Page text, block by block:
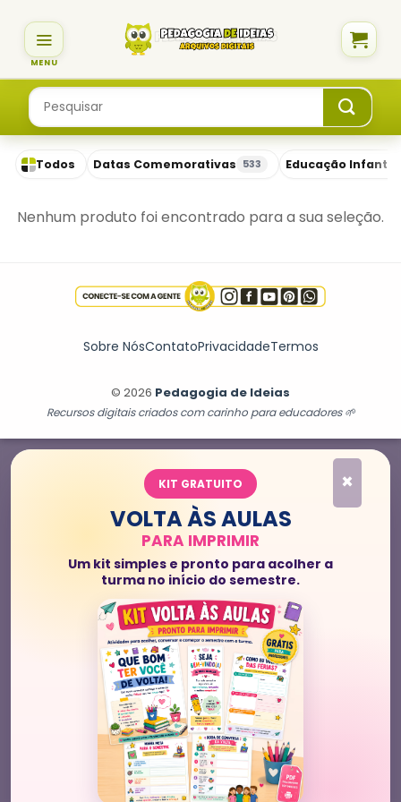
content
Pesquisar
por:
Todos Datas Comemorativas 533 Educação Infantil
Nenhum produto foi encontrado para a sua seleção.
Sobre NósContatoPrivacidadeTermos
© 2026 Pedagogia de Ideias
Recursos digitais criados com carinho para educadores 🌱
×
KIT GRATUITO
VOLTA ÀS AULAS
PARA IMPRIMIR
Um kit simples e pronto para acolher a
turma no início do semestre.